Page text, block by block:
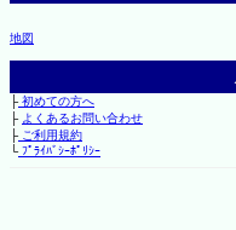
地図
├初めての方へ
├ よくあるお問い合わせ
├ご利用規約
└ﾌﾟﾗｲﾊﾞｼｰﾎﾟﾘｼｰ